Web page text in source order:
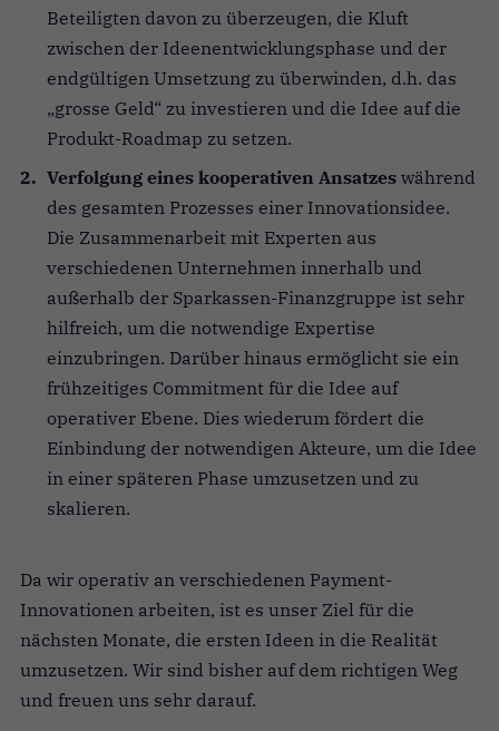
Beteiligten davon zu überzeugen, die Kluft
zwischen der Ideenentwicklungsphase und der
endgültigen Umsetzung zu überwinden, d.h. das
„grosse Geld“ zu investieren und die Idee auf die
Produkt-Roadmap zu setzen.
Verfolgung eines kooperativen Ansatzes während
des gesamten Prozesses einer Innovationsidee.
Die Zusammenarbeit mit Experten aus
verschiedenen Unternehmen innerhalb und
außerhalb der Sparkassen-Finanzgruppe ist sehr
hilfreich, um die notwendige Expertise
einzubringen. Darüber hinaus ermöglicht sie ein
frühzeitiges Commitment für die Idee auf
operativer Ebene. Dies wiederum fördert die
Einbindung der notwendigen Akteure, um die Idee
in einer späteren Phase umzusetzen und zu
skalieren.
Da wir operativ an verschiedenen Payment-
Innovationen arbeiten, ist es unser Ziel für die
nächsten Monate, die ersten Ideen in die Realität
umzusetzen. Wir sind bisher auf dem richtigen Weg
und freuen uns sehr darauf.